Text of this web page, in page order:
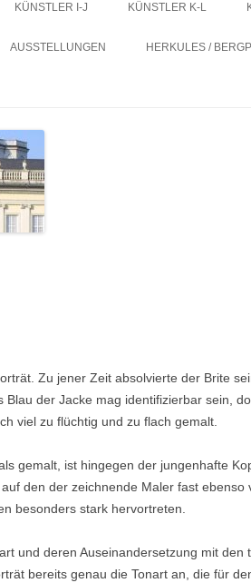
KÜNSTLER I-J KÜNSTLER K-L
AUSSTELLUNGEN HERKULES /
Zu jener Zeit absolvierte der Brite
Blau der Jacke mag identifizierbar sein,
viel zu flüchtig und zu flach gemalt.
gemalt, ist hingegen der jungenhafte
den der zeichnende Maler fast
besonders stark hervortreten.
und deren Auseinandersetzung mit den
bereits genau die Tonart an, die für